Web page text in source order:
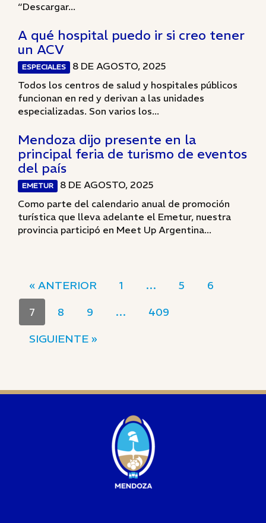
“Descargar...
A qué hospital puedo ir si creo tener
un ACV
ESPECIALES
8 DE AGOSTO, 2025
Todos los centros de salud y hospitales públicos
funcionan en red y derivan a las unidades
especializadas. Son varios los...
Mendoza dijo presente en la
principal feria de turismo de eventos
del país
EMETUR
8 DE AGOSTO, 2025
Como parte del calendario anual de promoción
turística que lleva adelante el Emetur, nuestra
provincia participó en Meet Up Argentina...
« ANTERIOR 1 … 5
6
7
8 9 …
409
SIGUIENTE »